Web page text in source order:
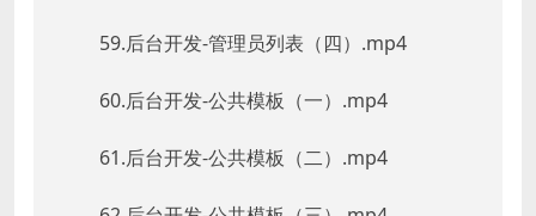
59.后台开发-管理员列表（四）.mp4
60.后台开发-公共模板（一）.mp4
61.后台开发-公共模板（二）.mp4